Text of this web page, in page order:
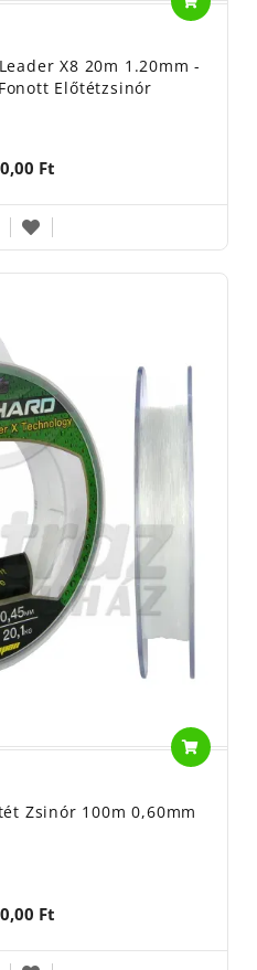
X8 20m 1.20mm -
Előtétzsinór
Ft
Zsinór 100m 0,60mm
Ft